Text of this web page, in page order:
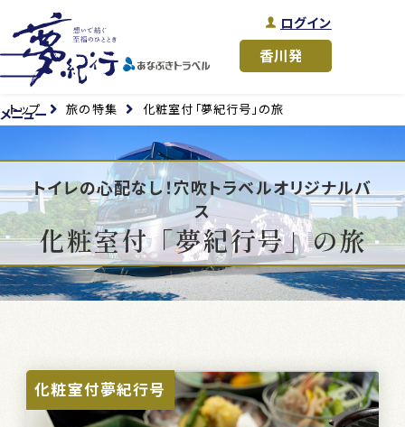
ログイン
メニュー
トップ 旅の特集 化粧室付「夢紀行号」の旅
トイレの心配なし！穴吹トラベルオリジナルバ
ス
化粧室付「夢紀行号」の旅
化粧室付夢紀行号